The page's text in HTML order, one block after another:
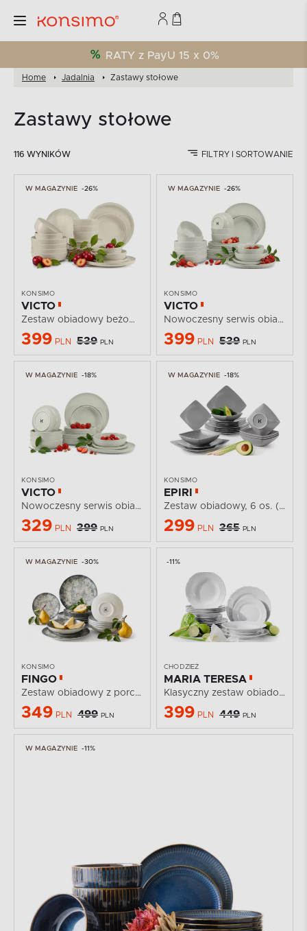
RATY z PayU 15 x 0%
Home Jadalnia Zastawy stołowe
Zastawy stołowe
116 WYNIKÓW FILTRY I SORTOWANIE
W MAGAZYNIE -26%
KONSIMO
VICTO
Zestaw obiadowy beżowy połysk 6os. (24 el.)
399 PLN 539 PLN
W MAGAZYNIE -26%
KONSIMO
VICTO
Nowoczesny serwis obiadowy 6 os. 24 elementy...
399 PLN 539 PLN
W MAGAZYNIE -18%
KONSIMO
VICTO
Nowoczesny serwis obiadowy 6 os. beżowy/zielony/szary...
329 PLN 399 PLN
W MAGAZYNIE -18%
KONSIMO
EPIRI
Zestaw obiadowy, 6 os. (18el) szary matowy
299 PLN 365 PLN
W MAGAZYNIE -30%
KONSIMO
FINGO
Zestaw obiadowy z porcelany zieleń boho 6os. (18 el.)
349 PLN 499 PLN
-11%
CHODZIEŻ
MARIA TERESA
Klasyczny zestaw obiadowy z porcelany 6 os. (18 el.)...
399 PLN 449 PLN
W MAGAZYNIE -11%